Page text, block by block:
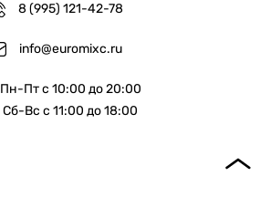
8 (995) 121-42-78
info@euromixc.ru
Пн-Пт с 10:00 до 20:00
Сб-Вс с 11:00 до 18:00